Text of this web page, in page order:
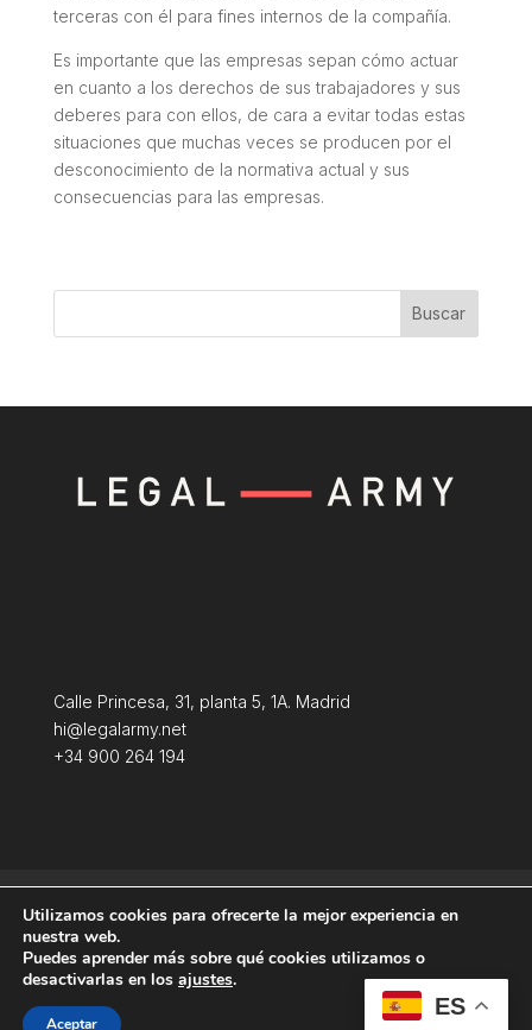
terceras con él para fines internos de la compañía.
Es importante que las empresas sepan cómo actuar
en cuanto a los derechos de sus trabajadores y sus
deberes para con ellos, de cara a evitar todas estas
situaciones que muchas veces se producen por el
desconocimiento de la normativa actual y sus
consecuencias para las empresas.
Buscar
Calle Princesa, 31, planta 5, 1A. Madrid
hi@legalarmy.net
+34 900 264 194
Terminos y condiciones
Política de Cookies
ES
Utilizamos cookies para ofrecerte la mejor experiencia en
nuestra web.
Puedes aprender más sobre qué cookies utilizamos o
desactivarlas en los ajustes.
Aceptar